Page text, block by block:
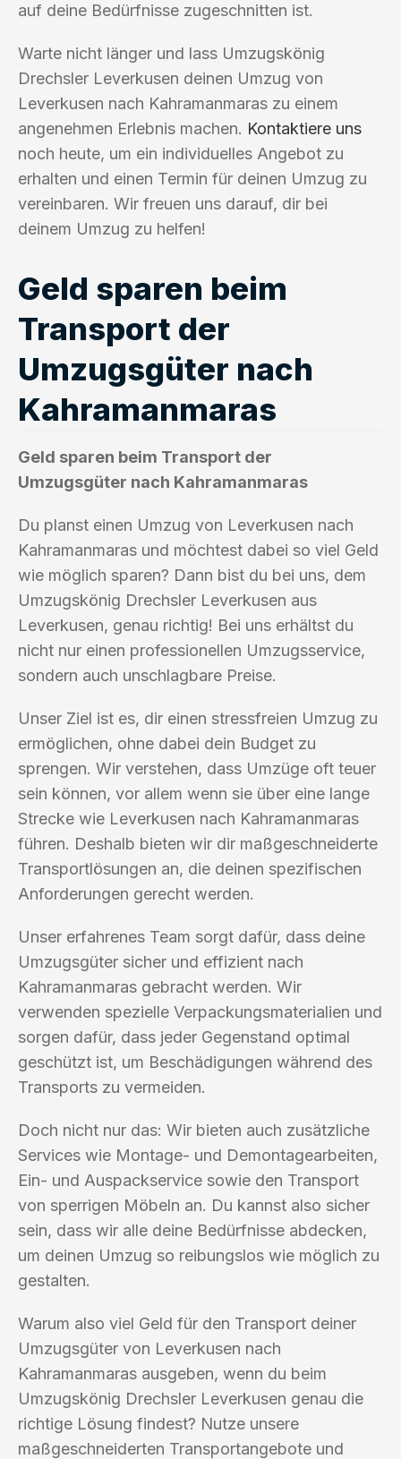
auf deine Bedürfnisse zugeschnitten ist.
Warte nicht länger und lass Umzugskönig
Drechsler Leverkusen deinen Umzug von
Leverkusen nach Kahramanmaras zu einem
angenehmen Erlebnis machen. Kontaktiere uns
noch heute, um ein individuelles Angebot zu
erhalten und einen Termin für deinen Umzug zu
vereinbaren. Wir freuen uns darauf, dir bei
deinem Umzug zu helfen!
Geld sparen beim
Transport der
Umzugsgüter nach
Kahramanmaras
Geld sparen beim Transport der
Umzugsgüter nach Kahramanmaras
Du planst einen Umzug von Leverkusen nach
Kahramanmaras und möchtest dabei so viel Geld
wie möglich sparen? Dann bist du bei uns, dem
Umzugskönig Drechsler Leverkusen aus
Leverkusen, genau richtig! Bei uns erhältst du
nicht nur einen professionellen Umzugsservice,
sondern auch unschlagbare Preise.
Unser Ziel ist es, dir einen stressfreien Umzug zu
ermöglichen, ohne dabei dein Budget zu
sprengen. Wir verstehen, dass Umzüge oft teuer
sein können, vor allem wenn sie über eine lange
Strecke wie Leverkusen nach Kahramanmaras
führen. Deshalb bieten wir dir maßgeschneiderte
Transportlösungen an, die deinen spezifischen
Anforderungen gerecht werden.
Unser erfahrenes Team sorgt dafür, dass deine
Umzugsgüter sicher und effizient nach
Kahramanmaras gebracht werden. Wir
verwenden spezielle Verpackungsmaterialien und
sorgen dafür, dass jeder Gegenstand optimal
geschützt ist, um Beschädigungen während des
Transports zu vermeiden.
Doch nicht nur das: Wir bieten auch zusätzliche
Services wie Montage- und Demontagearbeiten,
Ein- und Auspackservice sowie den Transport
von sperrigen Möbeln an. Du kannst also sicher
sein, dass wir alle deine Bedürfnisse abdecken,
um deinen Umzug so reibungslos wie möglich zu
gestalten.
Warum also viel Geld für den Transport deiner
Umzugsgüter von Leverkusen nach
Kahramanmaras ausgeben, wenn du beim
Umzugskönig Drechsler Leverkusen genau die
richtige Lösung findest? Nutze unsere
maßgeschneiderten Transportangebote und